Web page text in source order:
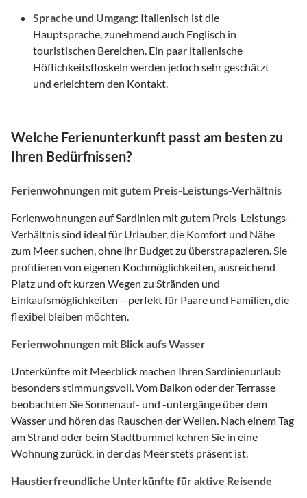
Sprache und Umgang: Italienisch ist die
Hauptsprache, zunehmend auch Englisch in
touristischen Bereichen. Ein paar italienische
Höflichkeitsfloskeln werden jedoch sehr geschätzt
und erleichtern den Kontakt.
Welche Ferienunterkunft passt am besten zu
Ihren Bedürfnissen?
Ferienwohnungen mit gutem Preis-Leistungs-Verhältnis
Ferienwohnungen auf Sardinien mit gutem Preis-Leistungs-
Verhältnis sind ideal für Urlauber, die Komfort und Nähe
zum Meer suchen, ohne ihr Budget zu überstrapazieren. Sie
profitieren von eigenen Kochmöglichkeiten, ausreichend
Platz und oft kurzen Wegen zu Stränden und
Einkaufsmöglichkeiten – perfekt für Paare und Familien, die
flexibel bleiben möchten.
Ferienwohnungen mit Blick aufs Wasser
Unterkünfte mit Meerblick machen Ihren Sardinienurlaub
besonders stimmungsvoll. Vom Balkon oder der Terrasse
beobachten Sie Sonnenauf- und -untergänge über dem
Wasser und hören das Rauschen der Wellen. Nach einem Tag
am Strand oder beim Stadtbummel kehren Sie in eine
Wohnung zurück, in der das Meer stets präsent ist.
Haustierfreundliche Unterkünfte für aktive Reisende